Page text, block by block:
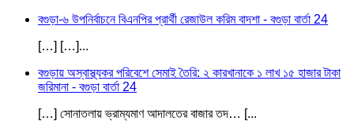
বগুড়া-৬ উপনির্বাচনে বিএনপির প্রার্থী রেজাউল করিম বাদশা - বগুড়া বার্তা 24
[…] […]...
বগুড়ায় অস্বাস্থ্যকর পরিবেশে সেমাই তৈরি: ২ কারখানাকে ১ লাখ ১৫ হাজার টাকা
জরিমানা - বগুড়া বার্তা 24
[…] সোনাতলায় ভ্রাম্যমাণ আদালতের বাজার তদ… [...